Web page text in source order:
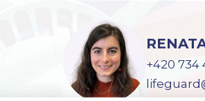
+420 734